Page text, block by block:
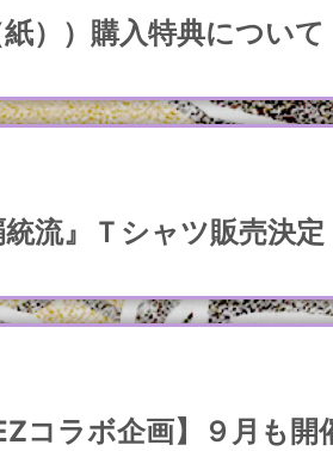
））購入特典について
流』Ｔシャツ販売決定
コラボ企画】９月も開